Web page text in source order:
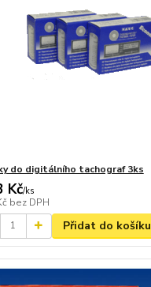
do digitálního tachograf 3ks
Kč/ks
bez DPH
Přidat do košíku